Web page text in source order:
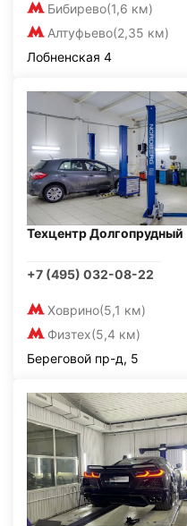
Бибирево(1,6 км)
Алтуфьево(2,35 км)
Лобненская 4
Техцентр Долгопрудный
+7 (495) 032-08-22
Ховрино(5,1 км)
Физтех(5,4 км)
Береговой пр-д, 5